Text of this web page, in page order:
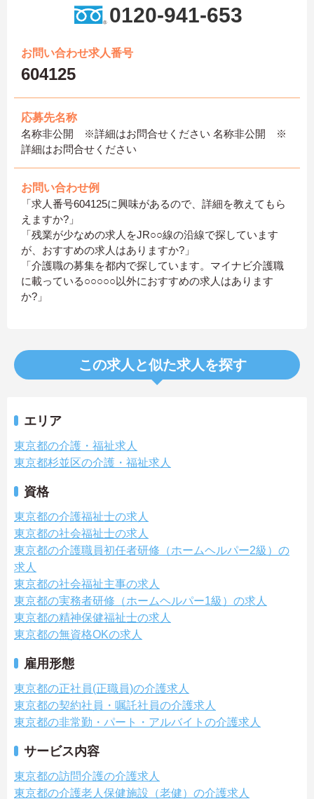
0120-941-653
お問い合わせ求人番号
604125
応募先名称
名称非公開 ※詳細はお問合せください 名称非公開 ※
詳細はお問合せください
お問い合わせ例
「求人番号604125に興味があるので、詳細を教えてもら
えますか?」
「残業が少なめの求人をJR○○線の沿線で探しています
が、おすすめの求人はありますか?」
「介護職の募集を都内で探しています。マイナビ介護職
に載っている○○○○○以外におすすめの求人はあります
か?」
この求人と似た求人を探す
エリア
東京都の介護・福祉求人
東京都杉並区の介護・福祉求人
資格
東京都の介護福祉士の求人
東京都の社会福祉士の求人
東京都の介護職員初任者研修（ホームヘルパー2級）の
求人
東京都の社会福祉主事の求人
東京都の実務者研修（ホームヘルパー1級）の求人
東京都の精神保健福祉士の求人
東京都の無資格OKの求人
雇用形態
東京都の正社員(正職員)の介護求人
東京都の契約社員・嘱託社員の介護求人
東京都の非常勤・パート・アルバイトの介護求人
サービス内容
東京都の訪問介護の介護求人
東京都の介護老人保健施設（老健）の介護求人